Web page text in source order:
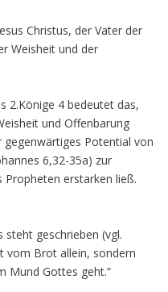
Christus, der Vater der
Weisheit und der
2.Könige 4 bedeutet das,
und Offenbarung
Potential von
6,32-35a) zur
Propheten erstarken ließ.
steht geschrieben (vgl.
vom Brot allein, sondern
Mund Gottes geht.“